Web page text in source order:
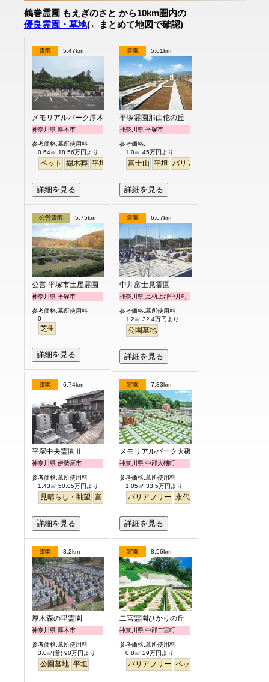
鶴巻霊園 もえぎのさと から10km圏内の
優良霊園・墓地(←まとめて地図で確認)
霊園 5.47km
メモリアルパーク厚木ふるさとの丘
神奈川県 厚木市
参考価格:墓所使用料
0.64㎡ 18.56万円より
ペット 樹木葬 平坦
詳細を見る
霊園 5.61km
平塚霊園那由佗の丘
神奈川県 平塚市
参考価格:
1.0㎡ 45万円より
富士山 平坦 バリアフリー
詳細を見る
公営霊園 5.75km
公営 平塚市土屋霊園
神奈川県 平塚市
参考価格:墓所使用料
0 -
芝生
詳細を見る
霊園 6.67km
中井富士見霊園
神奈川県 足柄上郡中井町
参考価格:墓所使用料
1.2㎡ 32.4万円より
公園墓地
詳細を見る
霊園 6.74km
平塚中央霊園Ⅱ
神奈川県 伊勢原市
参考価格:墓所使用料
1.43㎡ 50.05万円より
見晴らし・眺望 富士山 徒歩
詳細を見る
霊園 7.83km
メモリアルパーク大磯
神奈川県 中郡大磯町
参考価格:墓所使用料
1.05㎡ 33.5万円より
バリアフリー 永代供養
詳細を見る
霊園 8.2km
厚木森の里霊園
神奈川県 厚木市
参考価格:墓所使用料
3.0㎡(普) 90万円より
公園墓地 平坦
霊園 8.56km
二宮霊園ひかりの丘
神奈川県 中郡二宮町
参考価格:墓所使用料
0.8㎡ 29万円より
バリアフリー ペット